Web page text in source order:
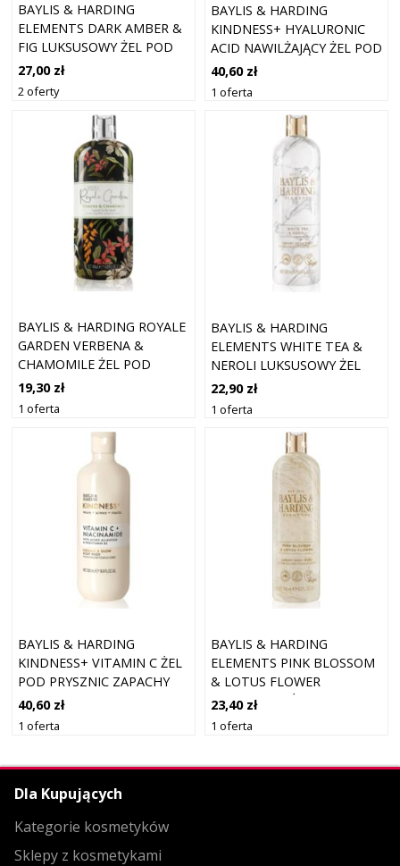
BAYLIS & HARDING
ELEMENTS DARK AMBER &
FIG LUKSUSOWY ŻEL POD
PRYSZNIC 500 ML
27,00 zł
2 oferty
BAYLIS & HARDING
KINDNESS+ HYALURONIC
ACID NAWILŻAJĄCY ŻEL POD
PRYSZNIC ZAPACHY PEAR &
NEROLI 500 ML
40,60 zł
1 oferta
BAYLIS & HARDING ROYALE
GARDEN VERBENA &
CHAMOMILE ŻEL POD
PRYSZNIC 500 ML
19,30 zł
1 oferta
BAYLIS & HARDING
ELEMENTS WHITE TEA &
NEROLI LUKSUSOWY ŻEL
POD PRYSZNIC 500 ML
22,90 zł
1 oferta
BAYLIS & HARDING
KINDNESS+ VITAMIN C ŻEL
POD PRYSZNIC ZAPACHY
ORANGE & MANGO 500 ML
40,60 zł
1 oferta
BAYLIS & HARDING
ELEMENTS PINK BLOSSOM
& LOTUS FLOWER
LUKSUSOWY ŻEL POD
PRYSZNIC 500 ML
23,40 zł
1 oferta
Dla Kupujących
Kategorie kosmetyków
Sklepy z kosmetykami